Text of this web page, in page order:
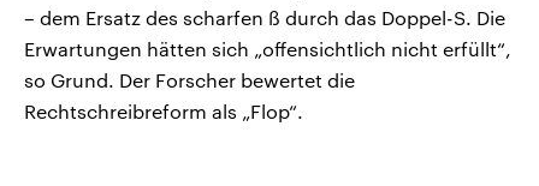
– dem Ersatz des scharfen ß durch das Doppel-S. Die
Erwartungen hätten sich „offensichtlich nicht erfüllt“,
so Grund. Der Forscher bewertet die
Rechtschreibreform als „Flop“.